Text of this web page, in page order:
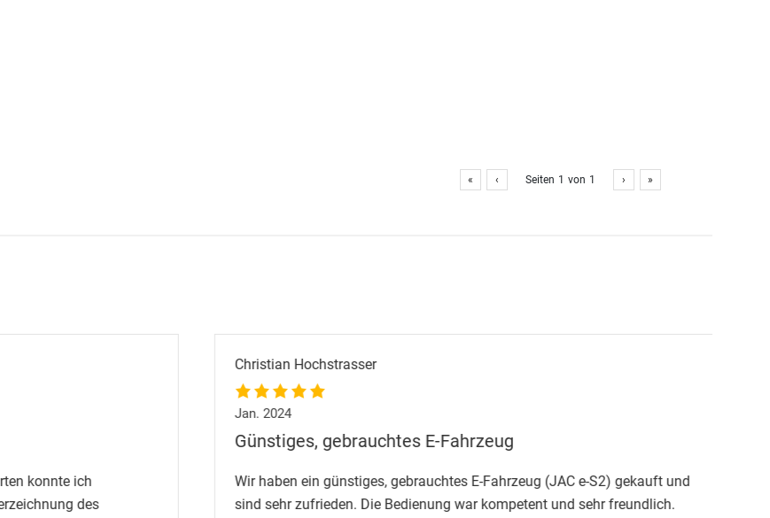
« ‹ Seiten 1 von 1 › »
konnte ich
des
Christian Hochstrasser
Jan. 2024
Günstiges, gebrauchtes E-Fahrzeug
Wir haben ein günstiges, gebrauchtes E-Fahrzeug (JAC e-S2) gekauft und
sind sehr zufrieden. Die Bedienung war kompetent und sehr freundlich.